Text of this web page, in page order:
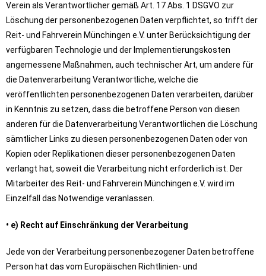
Verein als Verantwortlicher gemäß Art. 17 Abs. 1 DSGVO zur
Löschung der personenbezogenen Daten verpflichtet, so trifft der
Reit- und Fahrverein Münchingen e.V. unter Berücksichtigung der
verfügbaren Technologie und der Implementierungskosten
angemessene Maßnahmen, auch technischer Art, um andere für
die Datenverarbeitung Verantwortliche, welche die
veröffentlichten personenbezogenen Daten verarbeiten, darüber
in Kenntnis zu setzen, dass die betroffene Person von diesen
anderen für die Datenverarbeitung Verantwortlichen die Löschung
sämtlicher Links zu diesen personenbezogenen Daten oder von
Kopien oder Replikationen dieser personenbezogenen Daten
verlangt hat, soweit die Verarbeitung nicht erforderlich ist. Der
Mitarbeiter des Reit- und Fahrverein Münchingen e.V. wird im
Einzelfall das Notwendige veranlassen.
• e) Recht auf Einschränkung der Verarbeitung
Jede von der Verarbeitung personenbezogener Daten betroffene
Person hat das vom Europäischen Richtlinien- und